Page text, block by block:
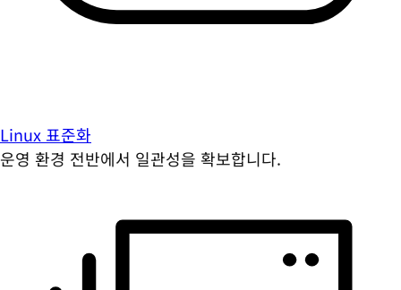
Linux 표준화
운영 환경 전반에서 일관성을 확보합니다.